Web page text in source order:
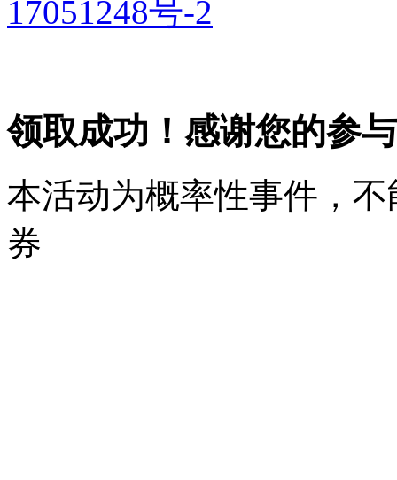
17051248号-2
领取成功！感谢您的参
本活动为概率性事件，
券